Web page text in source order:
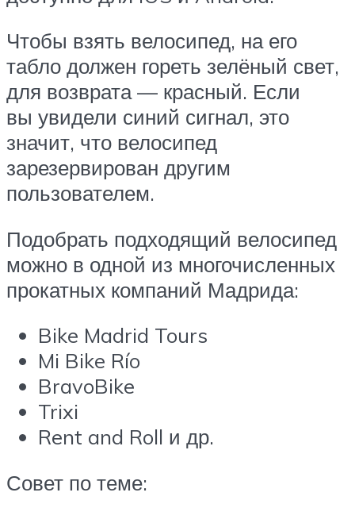
Чтобы взять велосипед, на его
табло должен гореть зелёный свет,
для возврата — красный. Если
вы увидели синий сигнал, это
значит, что велосипед
зарезервирован другим
пользователем.
Подобрать подходящий велосипед
можно в одной из многочисленных
прокатных компаний Мадрида:
Bike Madrid Tours
Mi Bike Río
BravoBike
Trixi
Rent and Roll и др.
Совет по теме: